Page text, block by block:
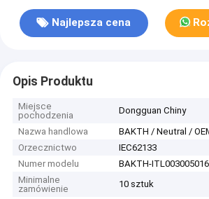
Najlepsza cena
Opis Produktu
Miejsce
pochodzenia
Dongguan Chiny
Nazwa handlowa
BAKTH / Neutral /
Orzecznictwo
IEC62133
Numer modelu
BAKTH-
Minimalne
zamówienie
10 sztuk